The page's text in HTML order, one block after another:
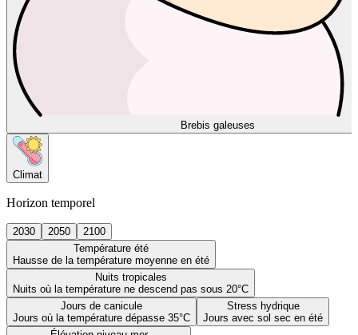
Brebis galeuses
Climat
Horizon temporel
2030 2050
2100
Température été
Hausse de la température moyenne en été
Nuits tropicales
Nuits où la température ne descend pas sous 20°C
Jours de canicule
Jours où la température dépasse 35°C
Stress hydrique
Jours avec sol sec en été